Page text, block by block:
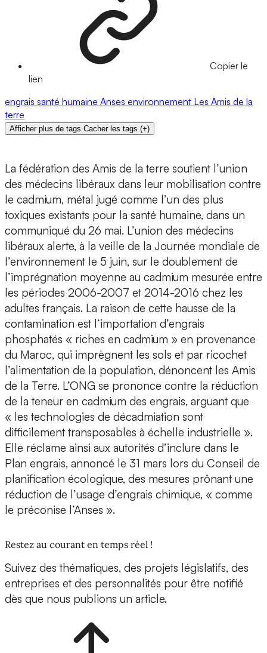
Copier le
lien
engrais santé humaine Anses environnement Les Amis de la
terre
Afficher plus de tags Cacher les tags (+)
La fédération des Amis de la terre soutient l’union
des médecins libéraux dans leur mobilisation contre
le cadmium, métal jugé comme l’un des plus
toxiques existants pour la santé humaine, dans un
communiqué du 26 mai. L’union des médecins
libéraux alerte, à la veille de la Journée mondiale de
l’environnement le 5 juin, sur le doublement de
l’imprégnation moyenne au cadmium mesurée entre
les périodes 2006-2007 et 2014-2016 chez les
adultes français. La raison de cette hausse de la
contamination est l‘importation d’engrais
phosphatés « riches en cadmium » en provenance
du Maroc, qui imprègnent les sols et par ricochet
l’alimentation de la population, dénoncent les Amis
de la Terre. L’ONG se prononce contre la réduction
de la teneur en cadmium des engrais, arguant que
« les technologies de décadmiation sont
difficilement transposables à échelle industrielle ».
Elle réclame ainsi aux autorités d’inclure dans le
Plan engrais, annoncé le 31 mars lors du Conseil de
planification écologique, des mesures prônant une
réduction de l’usage d’engrais chimique, « comme
le préconise l’Anses ».
Restez au courant en temps réel !
Suivez des thématiques, des projets législatifs, des
entreprises et des personnalités pour être notifié
dès que nous publions un article.